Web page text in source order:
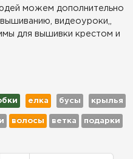
можем дополнительно
видеоуроки,,
для вышивки крестом и
елка бусы крылья
волосы ветка подарки